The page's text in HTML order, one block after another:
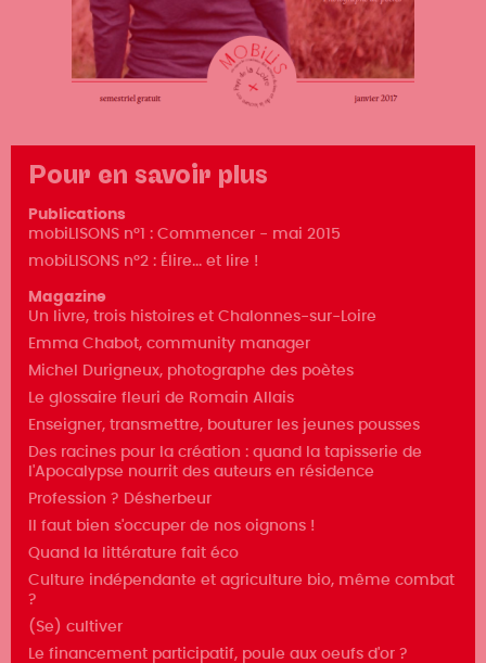
Pour en savoir plus
Publications
mobiLISONS n°1 : Commencer - mai 2015
mobiLISONS n°2 : Élire... et lire !
Magazine
Un livre, trois histoires et Chalonnes-sur-Loire
Emma Chabot, community manager
Michel Durigneux, photographe des poètes
Le glossaire fleuri de Romain Allais
Enseigner, transmettre, bouturer les jeunes pousses
Des racines pour la création : quand la tapisserie de
l'Apocalypse nourrit des auteurs en résidence
Profession ? Désherbeur
Il faut bien s'occuper de nos oignons !
Quand la littérature fait éco
Culture indépendante et agriculture bio, même combat
?
(Se) cultiver
Le financement participatif, poule aux oeufs d'or ?